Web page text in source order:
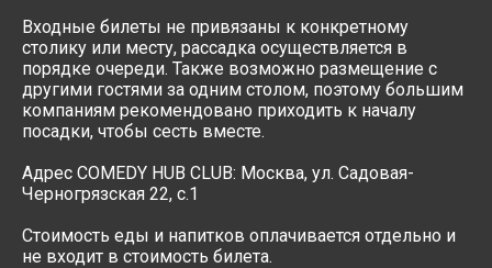
Входные билеты не привязаны к конкретному
столику или месту, рассадка осуществляется в
порядке очереди. Также возможно размещение с
другими гостями за одним столом, поэтому большим
компаниям рекомендовано приходить к началу
посадки, чтобы сесть вместе.
Адрес COMEDY HUB CLUB: Москва, ул. Садовая-
Черногрязская 22, с.1
Стоимость еды и напитков оплачивается отдельно и
не входит в стоимость билета.